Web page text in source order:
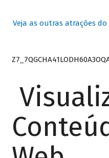
Veja as outras atrações